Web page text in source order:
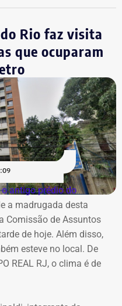
Rio faz visita
que ocuparam
antigo prédio do
a madrugada desta
Comissão de Assuntos
de hoje. Além disso,
esteve no local. De
REAL RJ, o clima é de